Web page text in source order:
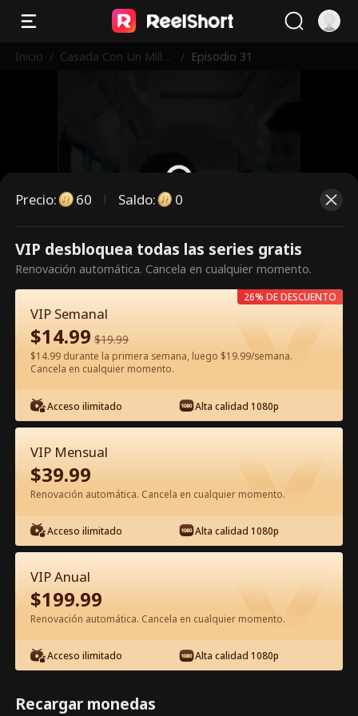
Inicio / Casada Con Un Millo
/ Episodio 31
Es un episodio de pago.
Desbloquéalo para verlo.
60
Episodio 31 - Casada Con Un
Millonario Siendo Madre Película
Completa
1-50 51-80 Todos los Episodios
31 32 34
Precio: 60 Saldo: 0
VIP desbloquea todas las series gratis
Renovación automática. Cancela en cualquier momento.
VIP Semanal
$14.99 $19.99
$14.99 durante la primera semana, luego $19.99/semana.
Cancela en cualquier momento.
Acceso ilimitado Alta calidad 1080p
26% DE DESCUENTO
VIP Mensual
$39.99
Renovación automática. Cancela en cualquier momento.
Acceso ilimitado Alta calidad 1080p
VIP Anual
$199.99
Renovación automática. Cancela en cualquier momento.
Acceso ilimitado Alta calidad 1080p
Recargar monedas